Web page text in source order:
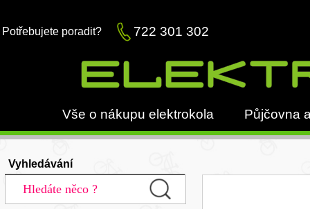
Potřebujete poradit? 722 301 302
Vše o nákupu elektrokola Půjčovna
Vyhledávání